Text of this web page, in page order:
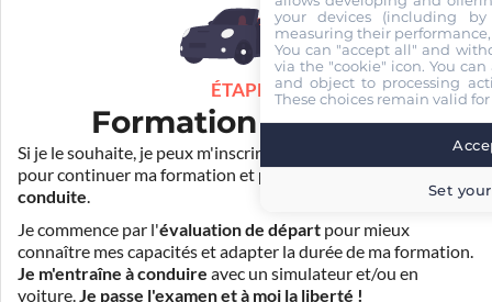
ÉTAPE 3
Formation pratique
Si je le souhaite, je peux m'inscrire auprès de mon auto-école
pour continuer ma formation et prendre des cours de
conduite.
Je commence par l'évaluation de départ pour mieux
connaître mes capacités et adapter la durée de ma formation.
Je m'entraîne à conduire avec un simulateur et/ou en
voiture.Je passe l'examen et à moi la liberté !
your devices (including
measuring their
You can "accept all" and
via the "cookie" icon. You
and object to processing
These choices remain valid
Set